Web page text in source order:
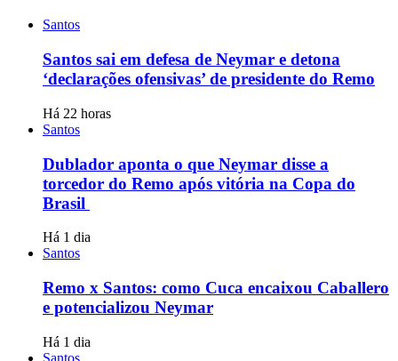
Santos
Santos sai em defesa de Neymar e detona
‘declarações ofensivas’ de presidente do Remo
Há 22 horas
Santos
Dublador aponta o que Neymar disse a
torcedor do Remo após vitória na Copa do
Brasil
Há 1 dia
Santos
Remo x Santos: como Cuca encaixou Caballero
e potencializou Neymar
Há 1 dia
Santos